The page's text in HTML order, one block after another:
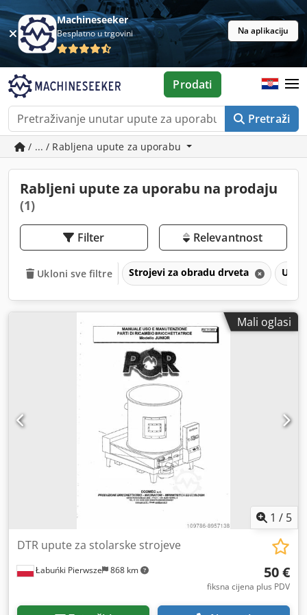
Machineseeker
Besplatno u trgovini Na aplikaciju
Pretraži
Prodati
/ ... / Rabljena upute za uporabu
Rabljeni upute za uporabu na prodaju
(1)
Filter Relevantnost
Ukloni sve filtre Strojevi za obradu drveta
Mali oglasi
1 / 5
Łabuńki Pierwsze 868 km
DTR upute za stolarske strojeve
50 €
fiksna cijena plus PDV